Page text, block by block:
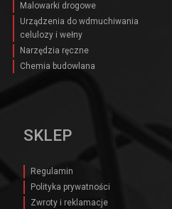
Malowarki drogowe
Urządzenia do wdmuchiwania
celulozy i wełny
Narzędzia ręczne
Chemia budowlana
SKLEP
Regulamin
Polityka prywatności
Zwroty i reklamacje